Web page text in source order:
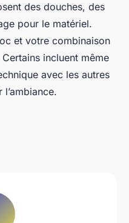
des douches, des
pour le matériel.
et votre combinaison
incluent même
avec les autres